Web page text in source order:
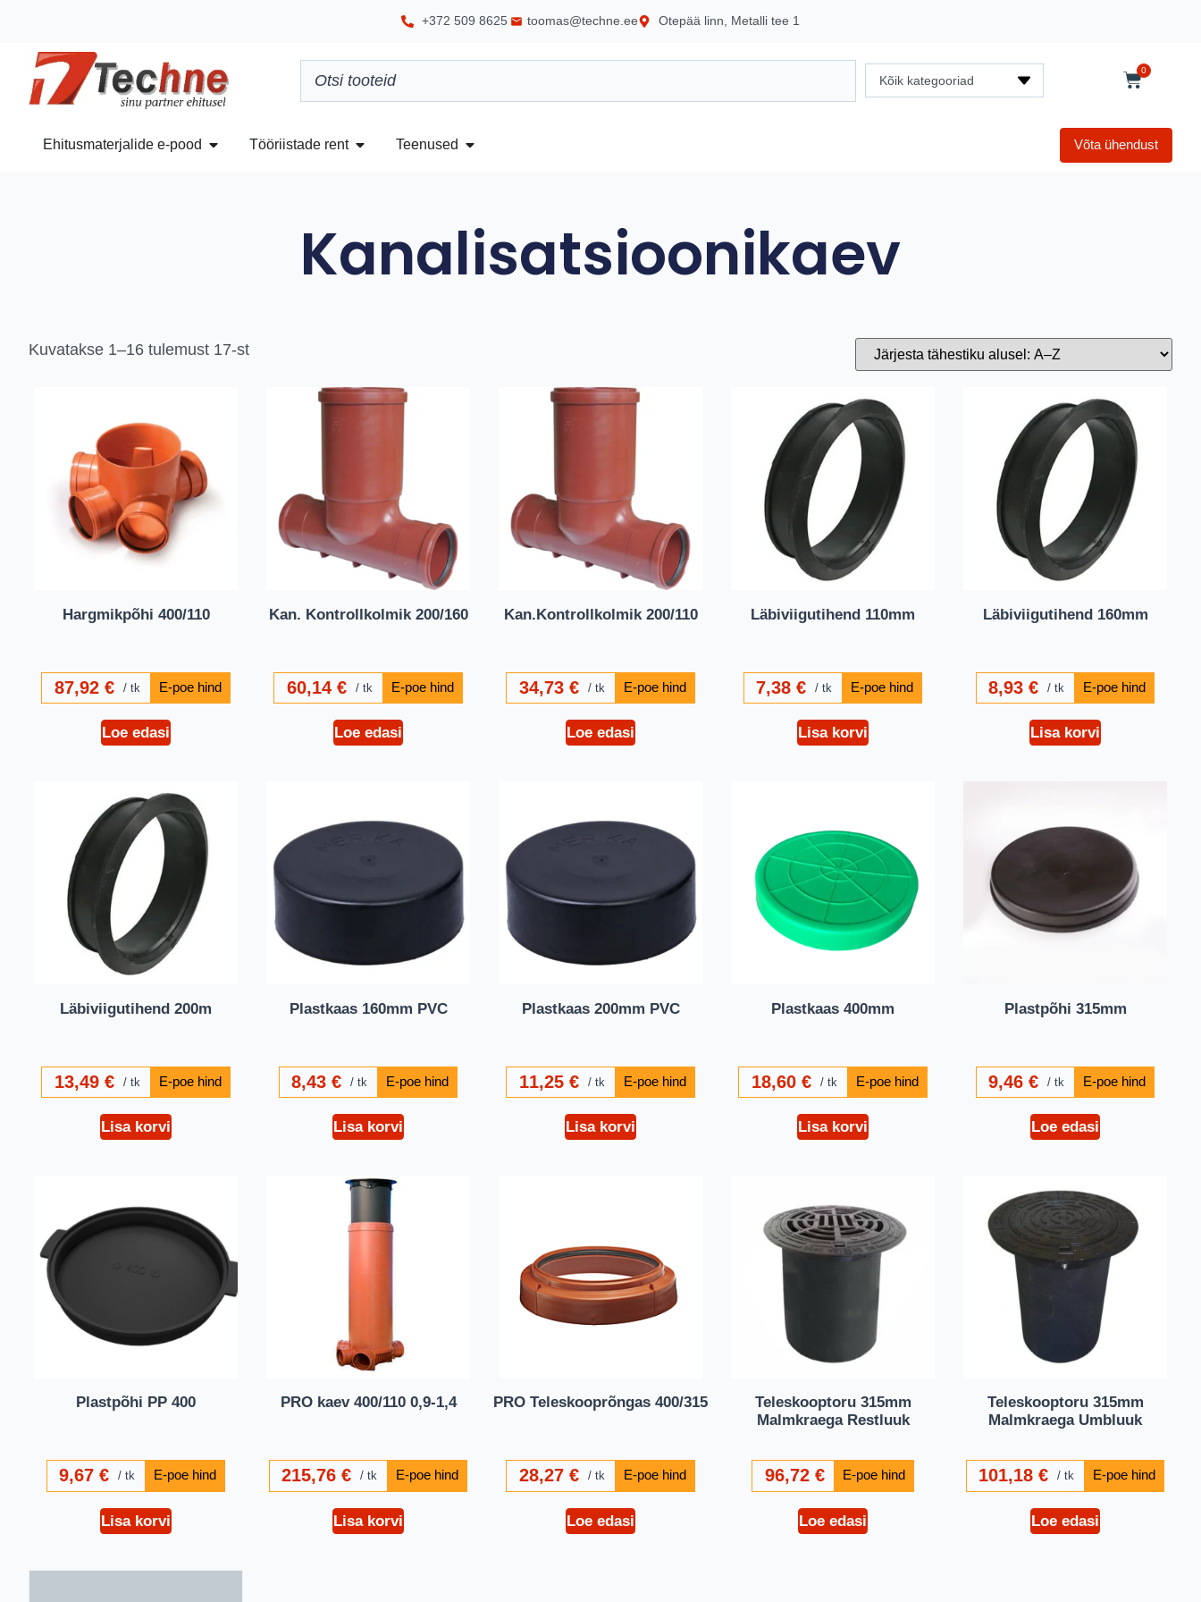
+372 509 8625 toomas@techne.ee Otepää linn, Metalli tee 1
Kõik kategooriad
0
Ehitusmaterjalide e-pood Tööriistade rent Teenused Võta ühendust
Kanalisatsioonikaev
Kuvatakse 1–16 tulemust 17-st
Hargmikpõhi 400/110
87,92 € tk
Loe edasi
Kan. Kontrollkolmik 200/160
60,14 € tk
Loe edasi
Kan.Kontrollkolmik 200/110
34,73 € tk
Loe edasi
Läbiviigutihend 110mm
7,38€ tk
Lisa korvi
Läbiviigutihend 160mm
8,93€ tk
Lisa korvi
Läbiviigutihend 200m
13,49 € tk
Lisa korvi
Plastkaas 160mm PVC
8,43€ tk
Lisa korvi
Plastkaas 200mm PVC
11,25 € tk
Lisa korvi
Plastkaas 400mm
18,60 € tk
Lisa korvi
Plastpõhi 315mm
9,46€ tk
Loe edasi
Plastpõhi PP 400
9,67€ tk
Lisa korvi
PRO kaev 400/110 0,9-1,4
215,76€ tk
Lisa korvi
PRO Teleskooprõngas 400/315
28,27 € tk
Loe edasi
Teleskooptoru 315mm
Malmkraega Restluuk
96,72 €
Loe edasi
Teleskooptoru 315mm
Malmkraega Umbluuk
101,18€ tk
Loe edasi